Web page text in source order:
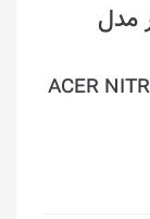
ایسر مدل
ACER